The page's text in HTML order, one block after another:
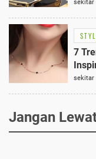
sekitar
7
sekitar
Jangan